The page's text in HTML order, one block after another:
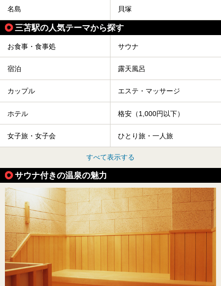
名島 貝塚
三苫駅の人気テーマから探す
お食事・食事処 サウナ
宿泊 露天風呂
カップル エステ・マッサージ
ホテル 格安（1,000円以下）
女子旅・女子会 ひとり旅・一人旅
すべて表示する
サウナ付きの温泉の魅力